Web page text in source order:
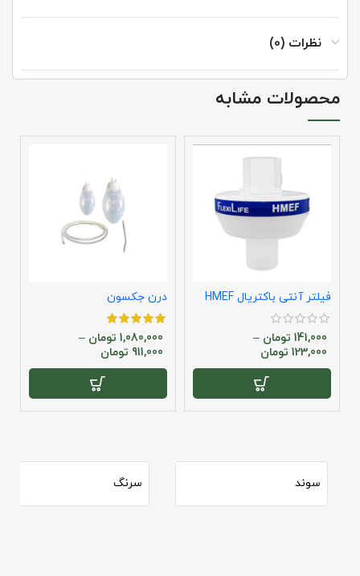
نظرات (0)
محصولات مشابه
فیلتر آنتی باکتریال HMEF
141,000 تومان –
123,000 تومان
درن جکسون
1,080,000 تومان –
911,000 تومان
سوند سرنگ